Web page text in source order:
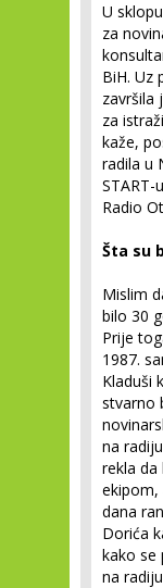
U
za
BiH. Uz
završila
za
kaže,
radila u
START-
Radio
Šta su
Mislim
bilo 30
Prije
1987.
Kladuši
stvarno
na
rekla
ekipom,
dana
Dorića
kako se
na